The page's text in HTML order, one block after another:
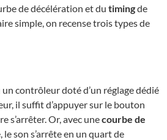
de décé­lé­ra­tion et du timingde
simple, on recense trois types de
contrô­leur doté d’un réglage dédié
il suffit d’ap­puyer sur le bouton
s’ar­rê­ter. Or, avec unecourbe de
le son s’ar­rête en un quart de